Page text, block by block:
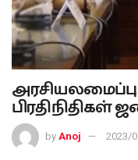
பிரதிநிதிகள்
by Anoj 2023/